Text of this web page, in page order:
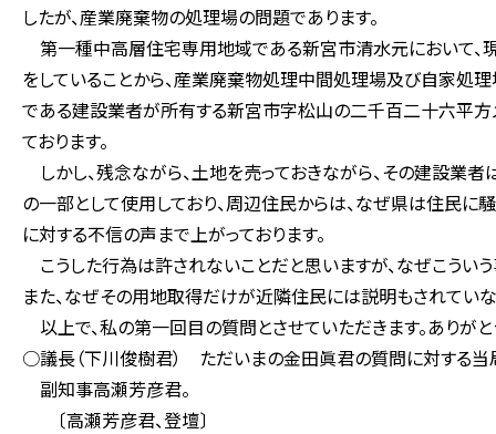
したが、産業廃棄物の処理場の問題であります。
第一種中高層住宅専用地域である新宮市清水元において、
をしていることから、産業廃棄物処理中間処理場及び自家処
である建設業者が所有する新宮市字松山の二千百二十六平
ております。
しかし、残念ながら、土地を売っておきながら、その建設業
の一部として使用しており、周辺住民からは、なぜ県は住民
に対する不信の声まで上がっております。
こうした行為は許されないことだと思いますが、なぜこうい
また、なぜその用地取得だけが近隣住民には説明もされてい
以上で、私の第一回目の質問とさせていただきます。ありがと
○議長（下川俊樹君） ただいまの金田眞君の質問に対する当
副知事高瀬芳彦君。
〔高瀬芳彦君、登壇〕